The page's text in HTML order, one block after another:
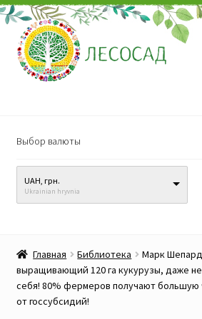
Перейти
к
навигации
Перейти
к
содержимому
Саженцы
Семена
Прайс-лист
Биопрепараты
Выбор валюты
UAH, грн.
Ukrainian hryvnia
Главная Библиотека
Марк
выращивающий 120 га кукурузы, даже
себя! 80% фермеров получают большую
от госсубсидий!